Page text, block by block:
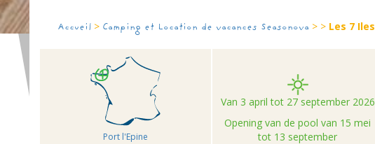
Accueil> Camping et Location de vacances Seasonova > > Les 7 Iles
Port l'Epine
Van 3 april tot 27 september 2026
Opening van de pool van 15 mei
tot 13 september